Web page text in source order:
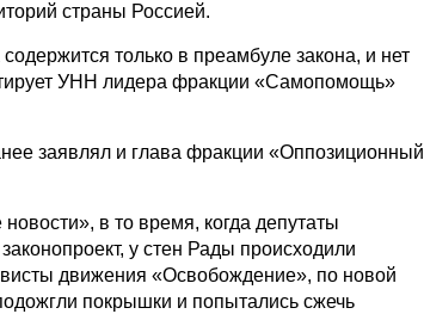
страны Россией.
только в преамбуле закона, и нет
УНН лидера фракции «Самопомощь»
заявлял и глава фракции «Оппозиционный
в то время, когда депутаты
у стен Рады происходили
движения «Освобождение», по новой
покрышки и попытались сжечь